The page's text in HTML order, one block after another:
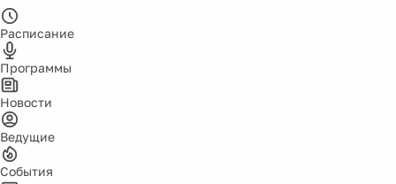
Расписание
Программы
Новости
Ведущие
События